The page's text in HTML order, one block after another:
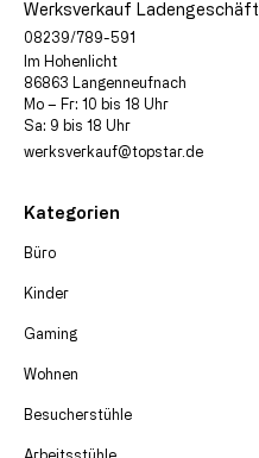
Werksverkauf Ladengeschäft
08239/789-591
Im Hohenlicht
86863 Langenneufnach
Mo – Fr: 10 bis 18 Uhr
Sa: 9 bis 18 Uhr
werksverkauf@topstar.de
Kategorien
Büro
Kinder
Gaming
Wohnen
Besucherstühle
Arbeitsstühle